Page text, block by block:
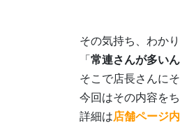
その気持ち、わか
「 常連さんが多い
そこで店長さんに
今回はその内容を
詳細は店舗ページ